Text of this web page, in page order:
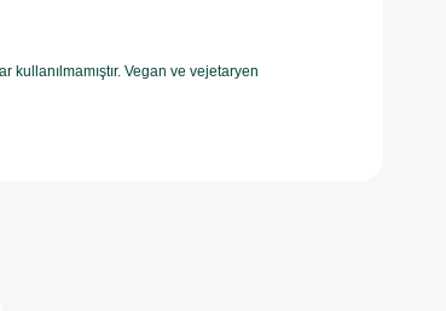
Vegan ve vejetaryen